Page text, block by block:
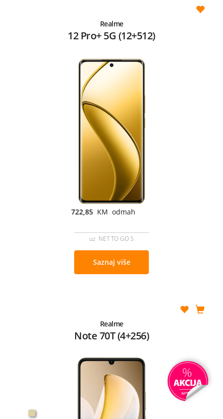
Realme
12 Pro+ 5G (12+512)
722,85 KM odmah
uz NET TO GO S
Saznaj više
Realme
Note 70T (4+256)